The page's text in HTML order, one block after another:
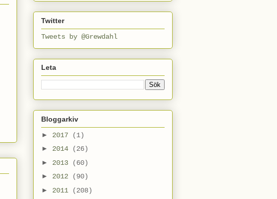
Twitter
Tweets by @Grewdahl
Leta
Bloggarkiv
► 2017
(1)
► 2014
(26)
► 2013
(60)
► 2012
(90)
► 2011
(208)